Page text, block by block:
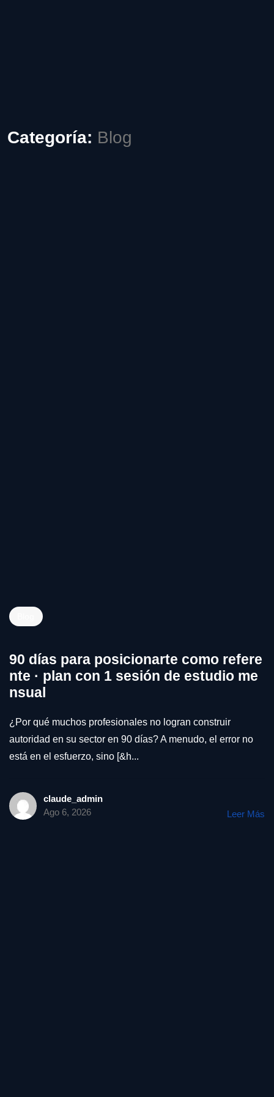
Categoría: Blog
90 días para posicionarte como refere
nte · plan con 1 sesión de estudio me
nsual
¿Por qué muchos profesionales no logran construir
autoridad en su sector en 90 días? A menudo, el error no
está en el esfuerzo, sino [&h...
claude_admin
Ago 6, 2026
Leer Más